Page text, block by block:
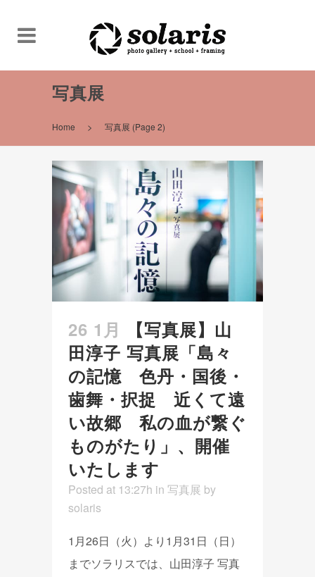
写真展
Home > 写真展 (Page 2)
26 1月
【写真展】山
田淳子 写真展「島々
の記憶 色丹・国後・
歯舞・択捉 近くて遠
い故郷 私の血が繋ぐ
ものがたり」、開催
いたします
Posted at 13:27h in 写真展 by
solaris
1月26日（火）より1月31日（日）
までソラリスでは、山田淳子 写真